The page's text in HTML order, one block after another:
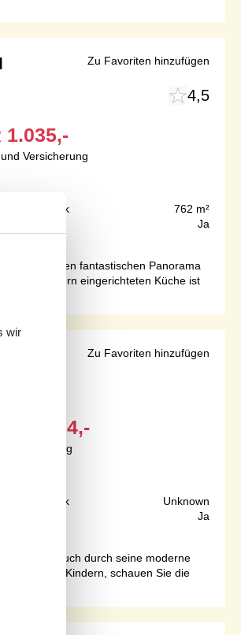
4,5
1.035,-
Versicherung
Grundstück
762 m²
Ja
bietet einen fantastischen Panorama
der modern eingerichteten Küche ist
Zu Favoriten hinzufügen
634,-
Endreinigung
Grundstück
Unknown
Ja
sondern auch durch seine moderne
mit den Kindern, schauen Sie die
Zu Favoriten hinzufügen
wir